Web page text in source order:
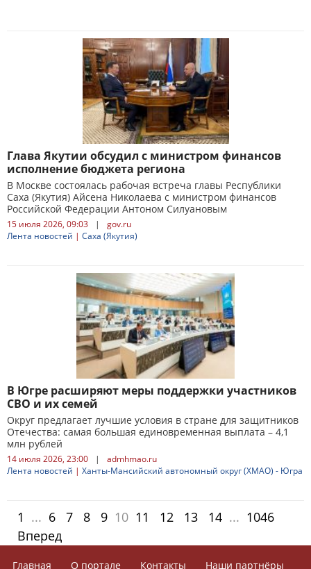
Глава Якутии обсудил с министром финансов
исполнение бюджета региона
В Москве состоялась рабочая встреча главы Республики
Саха (Якутия) Айсена Николаева с министром финансов
Российской Федерации Антоном Силуановым
15 июля 2026, 09:03 |
gov.ru
Лента новостей | Саха (Якутия)
В Югре расширяют меры поддержки участников
СВО и их семей
Округ предлагает лучшие условия в стране для защитников
Отечества: самая большая единовременная выплата – 4,1
млн рублей
14 июля 2026, 23:00 |
admhmao.ru
Лента новостей | Ханты-Мансийский автономный округ (ХМАО) - Югра
1 ... 6 7 8 9 10 11 12 13 14 ... 1046
Вперед
Главная О портале Контакты Наши партнёры